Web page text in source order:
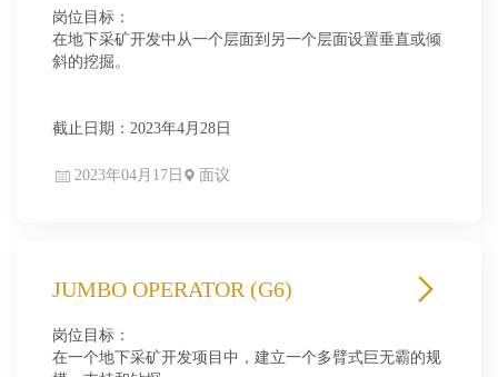
岗位目标：
在地下采矿开发中从一个层面到另一个层面设置垂直或倾
斜的挖掘。
截止日期：2023年4月28日
2023年04月17日 面议
JUMBO OPERATOR (G6)
岗位目标：
在一个地下采矿开发项目中，建立一个多臂式巨无霸的规